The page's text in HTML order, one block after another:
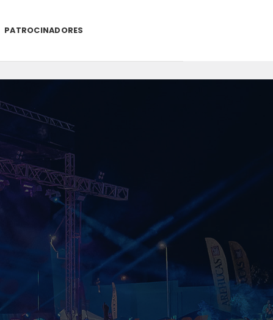
PATROCINADORES